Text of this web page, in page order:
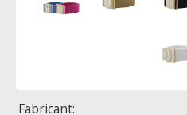
Fabricant: